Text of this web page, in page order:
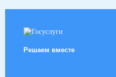
Решаем вместе